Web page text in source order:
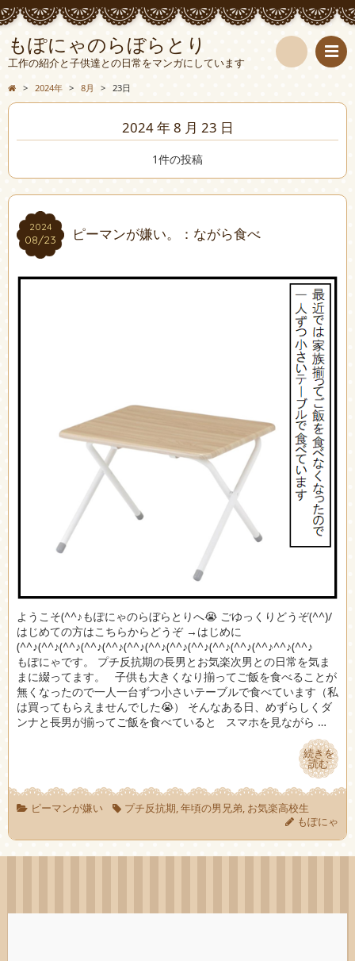
もぽにゃのらぼらとり
工作の紹介と子供達との日常をマンガにしています
> 2024年 > 8月 > 23日
2024 年 8 月 23 日
1件の投稿
2024
08/23
2024
08/23 ピーマンが嫌い。：ながら食べ
ようこそ(^^♪もぽにゃのらぼらとりへ😭 ごゆっくりどうぞ(^^)/
はじめての方はこちらからどうぞ →はじめに
(^^♪(^^♪(^^♪(^^♪(^^♪(^^♪(^^♪(^^♪(^^♪(^^♪(^^♪(^^♪^^♪(^^♪
もぽにゃです。 プチ反抗期の長男とお気楽次男との日常を気ま
まに綴ってます。 子供も大きくなり揃ってご飯を食べることが
無くなったので一人一台ずつ小さいテーブルで食べています（私
は買ってもらえませんでした😭） そんなある日、めずらしくダ
ンナと長男が揃ってご飯を食べていると スマホを見ながら …
続きを
読む
続きを
読む
ピーマンが嫌い プチ反抗期,年頃の男兄弟, お気楽高校生
もぽにゃ